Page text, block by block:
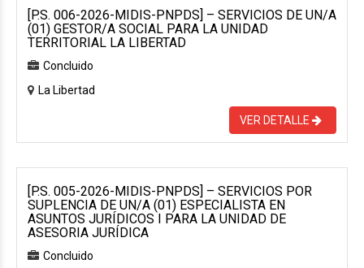
[P.S. 006-2026-MIDIS-PNPDS] – SERVICIOS DE UN/A
(01) GESTOR/A SOCIAL PARA LA UNIDAD
TERRITORIAL LA LIBERTAD
Concluido
La Libertad
VER DETALLE
[P.S. 005-2026-MIDIS-PNPDS] – SERVICIOS POR
SUPLENCIA DE UN/A (01) ESPECIALISTA EN
ASUNTOS JURÍDICOS I PARA LA UNIDAD DE
ASESORIA JURÍDICA
Concluido